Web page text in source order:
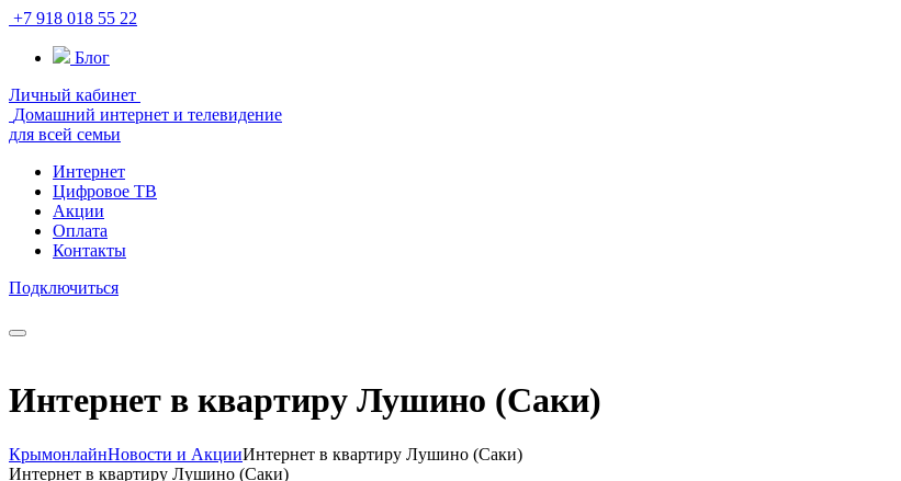
+7 918 018 55 22
Блог
Личный кабинет
Домашний интернет и телевидение
для всей семьи
Интернет
Цифровое ТВ
Акции
Оплата
Контакты
Подключиться
Интернет в квартиру Лушино (Саки)
КрымонлайнНовости и АкцииИнтернет в квартиру Лушино (Саки)
Интернет в квартиру Лушино (Саки)